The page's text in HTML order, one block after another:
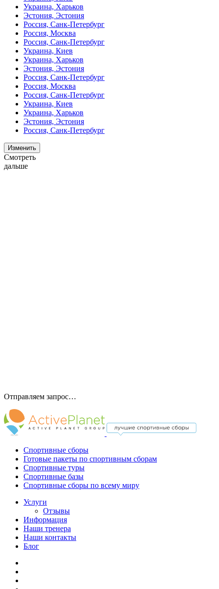
Украина, Харьков
Эстония, Эстония
Россия, Санк-Петербург
Россия, Москва
Россия, Санк-Петербург
Украина, Киев
Украина, Харьков
Эстония, Эстония
Россия, Санк-Петербург
Россия, Москва
Россия, Санк-Петербург
Украина, Киев
Украина, Харьков
Эстония, Эстония
Россия, Санк-Петербург
Изменить
Смотреть
дальше
Отправляем запрос…
Спортивные сборы
Готовые пакеты по спортивным сборам
Спортивные туры
Спортивные базы
Спортивные сборы по всему миру
Услуги
Отзывы
Информация
Наши тренера
Наши контакты
Блог